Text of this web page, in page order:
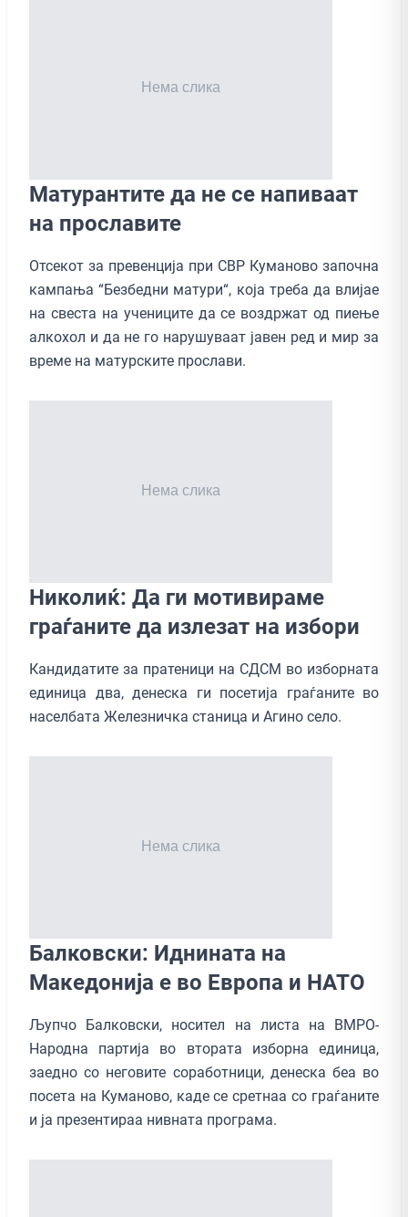
Матурантите да не се напиваат
на прославите
Oтсекот за превенција при СВР Куманово започна
кампања “Безбедни матури“, која треба да влијае
на свеста на учениците да се воздржат од пиење
алкохол и да не го нарушуваат јавен ред и мир за
време на матурските прослави.
Николиќ: Да ги мотивираме
граѓаните да излезат на избори
Кандидатите за пратеници на СДСМ во изборната
единица два, денеска ги посетија граѓаните во
населбата Железничка станица и Агино село.
Балковски: Иднината на
Македонија е во Европа и НАТО
Љупчо Балковски, носител на листа на ВМРО-
Народна партија во втората изборна единица,
заедно со неговите соработници, денеска беа во
посета на Куманово, каде се сретнаа со граѓаните
и ја презентираа нивната програма.